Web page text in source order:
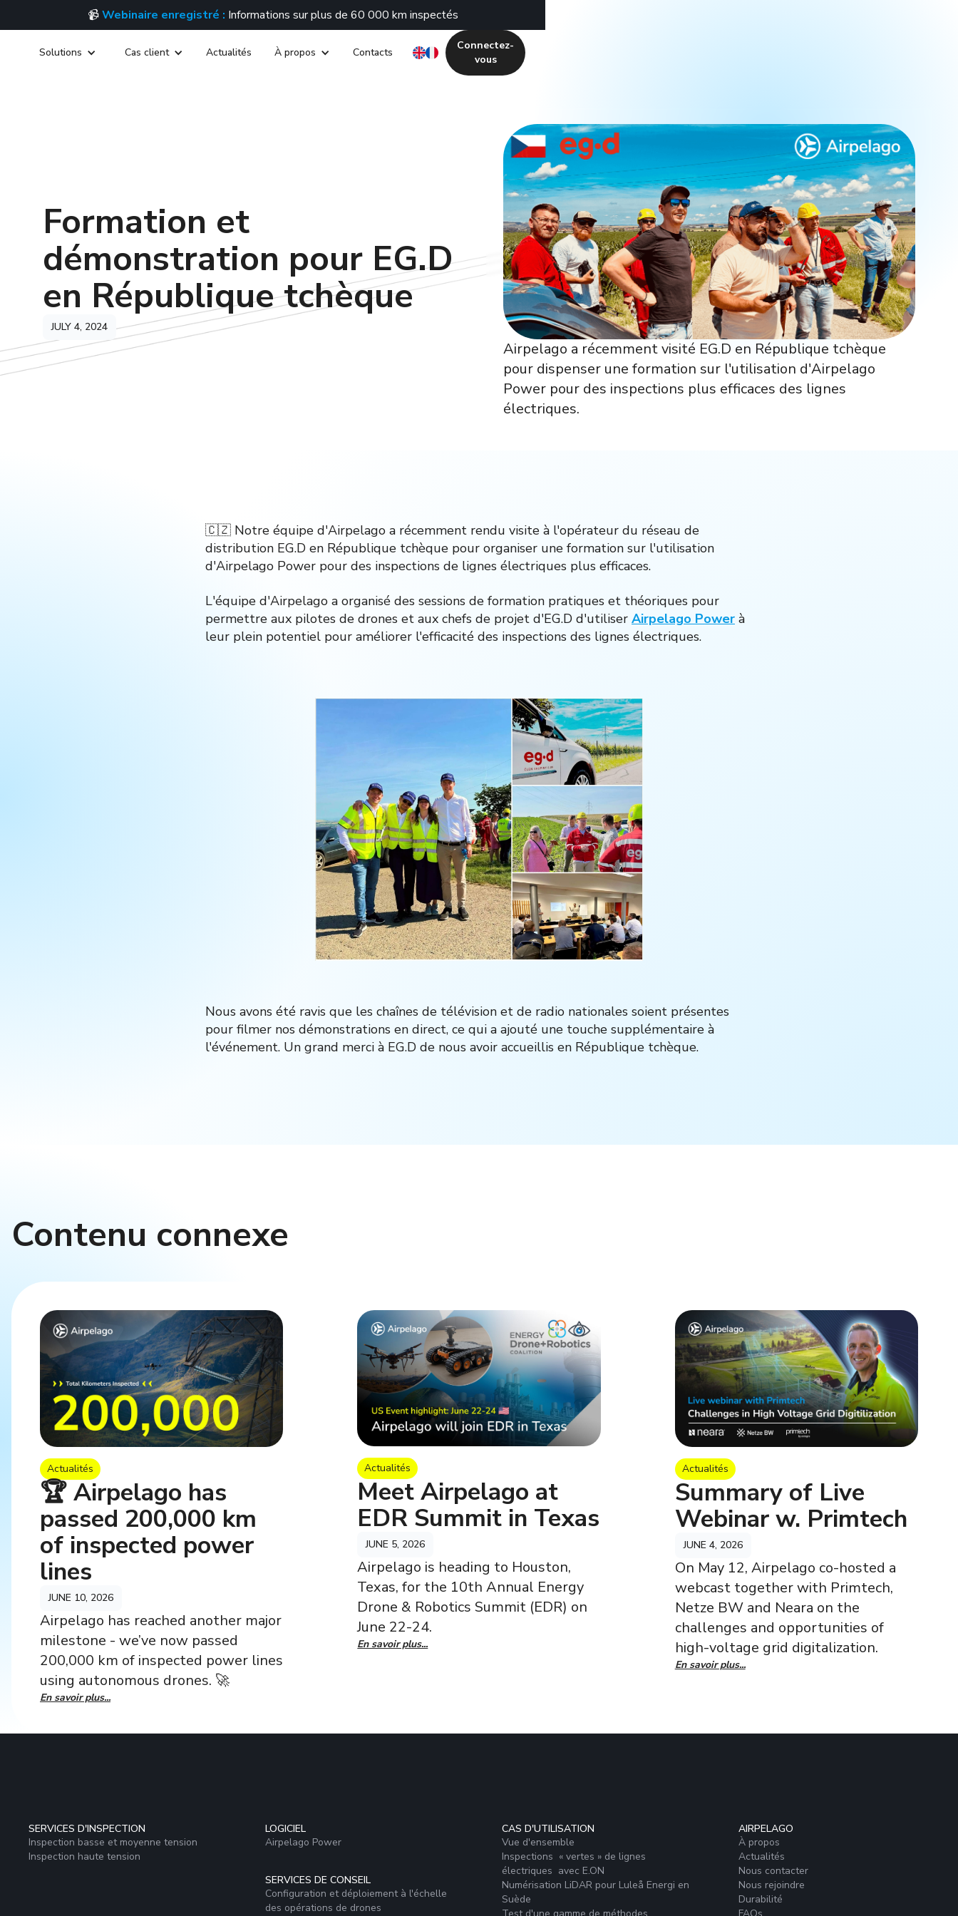
📹Webinaire enregistré : Informations sur plus de 60 000 km inspectés
Solutions Cas client Actualités À propos Contacts
Connectez-
vous
Formation et
démonstration pour EG.D
en République tchèque
JULY 4, 2024
Airpelago a récemment visité EG.D en République tchèque
pour dispenser une formation sur l'utilisation d'Airpelago
Power pour des inspections plus efficaces des lignes
électriques.
🇨🇿 Notre équipe d'Airpelago a récemment rendu visite à l'opérateur du réseau de
distribution EG.D en République tchèque pour organiser une formation sur l'utilisation
d'Airpelago Power pour des inspections de lignes électriques plus efficaces.
L'équipe d'Airpelago a organisé des sessions de formation pratiques et théoriques pour
permettre aux pilotes de drones et aux chefs de projet d'EG.D d'utiliser Airpelago Power à
leur plein potentiel pour améliorer l'efficacité des inspections des lignes électriques.
Nous avons été ravis que les chaînes de télévision et de radio nationales soient présentes
pour filmer nos démonstrations en direct, ce qui a ajouté une touche supplémentaire à
l'événement. Un grand merci à EG.D de nous avoir accueillis en République tchèque.
Contenu connexe
Actualités
🏆 Airpelago has
passed 200,000 km
of inspected power
lines
JUNE 10, 2026
Airpelago has reached another major
milestone - we’ve now passed
200,000 km of inspected power lines
using autonomous drones. 🚀
En savoir plus...
Actualités
Meet Airpelago at
EDR Summit in Texas
JUNE 5, 2026
Airpelago is heading to Houston,
Texas, for the 10th Annual Energy
Drone & Robotics Summit (EDR) on
June 22-24.
En savoir plus...
Actualités
Summary of Live
Webinar w. Primtech
JUNE 4, 2026
On May 12, Airpelago co-hosted a
webcast together with Primtech,
Netze BW and Neara on the
challenges and opportunities of
high-voltage grid digitalization.
En savoir plus...
SERVICES D'INSPECTION
Inspection basse et moyenne tension
Inspection haute tension
LOGICIEL
Airpelago Power
SERVICES DE CONSEIL
Configuration et déploiement à l'échelle
des opérations de drones
CAS D'UTILISATION
Vue d'ensemble
Inspections « vertes » de lignes
électriques avec E.ON
Numérisation LiDAR pour Luleå Energi en
Suède
AIRPELAGO
À propos
Actualités
Nous contacter
Nous rejoindre
Durabilité